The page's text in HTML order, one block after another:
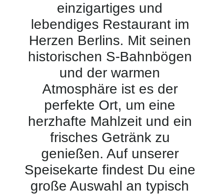
einzigartiges und
lebendiges Restaurant im
Herzen Berlins. Mit seinen
historischen S-Bahnbögen
und der warmen
Atmosphäre ist es der
perfekte Ort, um eine
herzhafte Mahlzeit und ein
frisches Getränk zu
genießen. Auf unserer
Speisekarte findest Du eine
große Auswahl an typisch